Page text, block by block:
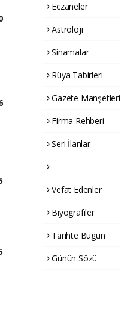
Eczaneler
Astroloji
Sinamalar
Rüya Tabirleri
Gazete Manşetleri
Firma Rehberi
Seri İlanlar
Vefat Edenler
Biyografiler
Tarihte Bugün
Günün Sözü